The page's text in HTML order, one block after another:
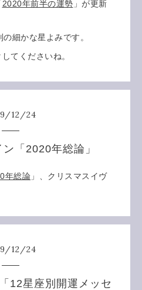
2020年前半の運勢 」が更新
細かな星よみです。
てくださいね。
/12/24
「2020年総論」
年総論 」、クリスマスイヴ
/12/24
12星座別開運メッセ